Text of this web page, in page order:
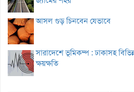
আসল গুড় চিনবেন যেভাবে
সারাদেশে ভূমিকম্প : ঢাকাসহ
ক্ষয়ক্ষতি